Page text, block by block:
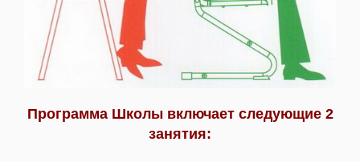
Программа Школы включает следующие 2
занятия: